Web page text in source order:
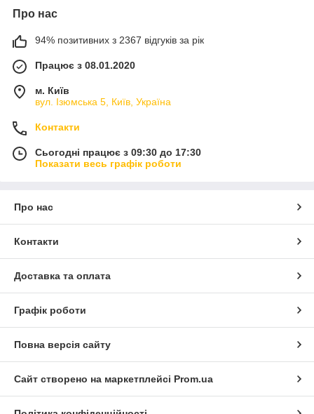
Про нас
94% позитивних з 2367 відгуків за рік
Працює з 08.01.2020
м. Київ
вул. Ізюмська 5, Київ, Україна
Контакти
Сьогодні працює з 09:30 до 17:30
Показати весь графік роботи
Про нас
Контакти
Доставка та оплата
Графік роботи
Повна версія сайту
Сайт створено на маркетплейсі Prom.ua